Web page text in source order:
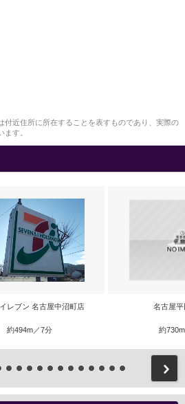
近住所に所在することを表すものであり、実際の
す。
レブン 名古屋中沼町店
約494m／7分
名古屋
約